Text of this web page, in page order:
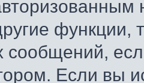
функции,
сообщений,
Если вы